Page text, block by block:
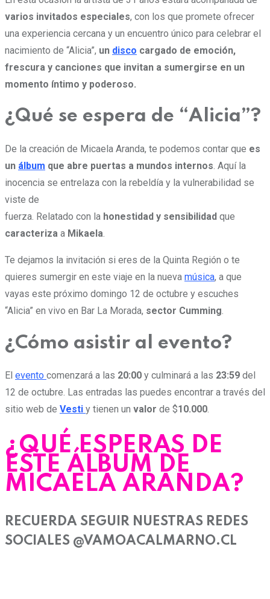
varios invitados especiales, con los que promete ofrecer
una experiencia cercana y un encuentro único para celebrar el
nacimiento de “Alicia”, un disco cargado de emoción,
frescura y canciones que invitan a sumergirse en un
momento íntimo y poderoso.
¿Qué se espera de “Alicia”?
De la creación de Micaela Aranda, te podemos contar que es
un álbum que abre puertas a mundos internos. Aquí la
inocencia se entrelaza con la rebeldía y la vulnerabilidad se
viste de
fuerza. Relatado con la honestidad y sensibilidad que
caracteriza a Mikaela.
Te dejamos la invitación si eres de la Quinta Región o te
quieres sumergir en este viaje en la nueva música, a que
vayas este próximo domingo 12 de octubre y escuches
“Alicia” en vivo en Bar La Morada, sector Cumming.
¿Cómo asistir al evento?
El evento comenzará a las 20:00 y culminará a las 23:59 del
12 de octubre. Las entradas las puedes encontrar a través del
sitio web de Vesti y tienen un valor de $10.000.
¿QUÉ ESPERAS DE
ESTE ÁLBUM DE
MICAELA ARANDA?
RECUERDA SEGUIR NUESTRAS REDES
SOCIALES @VAMOACALMARNO.CL